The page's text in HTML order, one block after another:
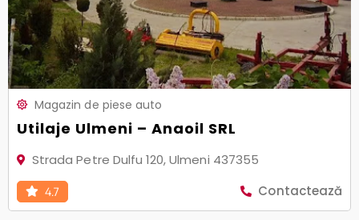
Magazin de piese auto
Utilaje Ulmeni – Anaoil SRL
Strada Petre Dulfu 120, Ulmeni 437355
4.7 Contactează